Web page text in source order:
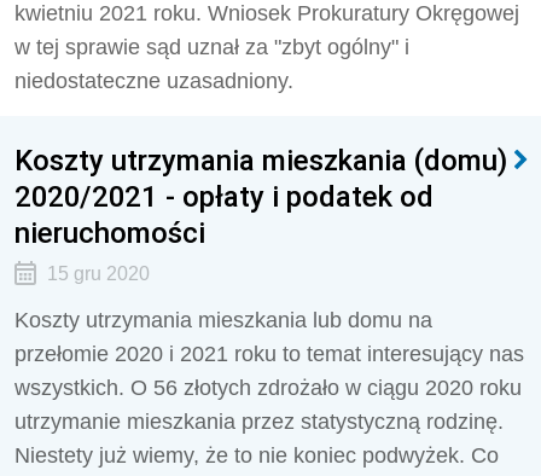
kwietniu 2021 roku. Wniosek Prokuratury Okręgowej
w tej sprawie sąd uznał za "zbyt ogólny" i
niedostateczne uzasadniony.
Koszty utrzymania mieszkania (domu)
2020/2021 - opłaty i podatek od
nieruchomości
15 gru 2020
Koszty utrzymania mieszkania lub domu na
przełomie 2020 i 2021 roku to temat interesujący nas
wszystkich. O 56 złotych zdrożało w ciągu 2020 roku
utrzymanie mieszkania przez statystyczną rodzinę.
Niestety już wiemy, że to nie koniec podwyżek. Co